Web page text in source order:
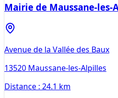
Mairie de Maussane-les-
Avenue de la Vallée des Baux
13520 Maussane-les-Alpilles
Distance : 24.1 km